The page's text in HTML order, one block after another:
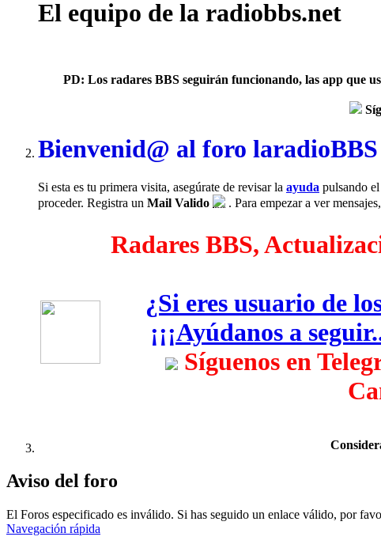
El equipo de la radiobbs.net
PD: Los radares BBS seguirán funcionando, las app que
Bienvenid@ al foro laradioBBS
Si esta es tu primera visita, asegúrate de revisar la ayuda pulsando
proceder. Registra un Mail Valido . Para empezar a ver
Radares BBS,
¿Si eres usuario de
¡¡¡Ayúdanos a
Síguenos en
Aviso del foro
El Foros especificado es inválido. Si has seguido un enlace válido, por
Navegación rápida